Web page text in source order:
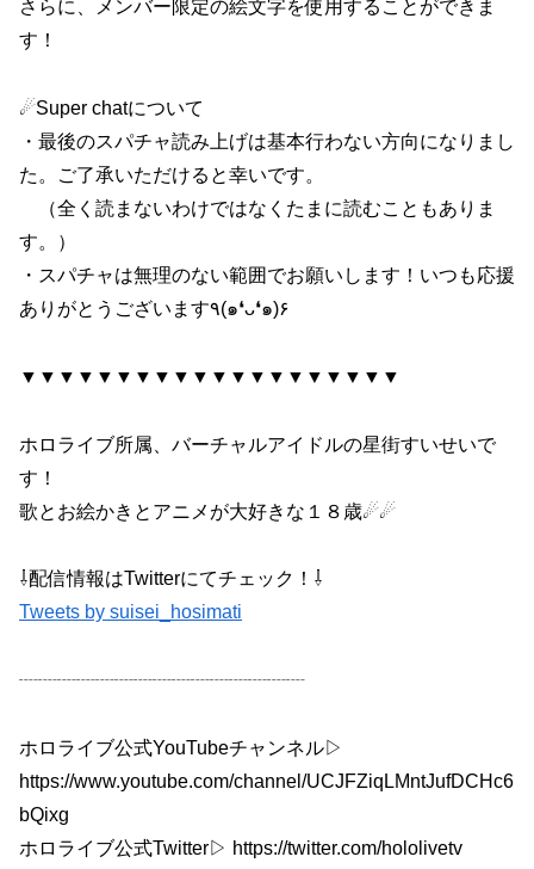
さらに、メンバー限定の絵文字を使用することができま
す！
☄Super chatについて
・最後のスパチャ読み上げは基本行わない方向になりまし
た。ご了承いただけると幸いです。
（全く読まないわけではなくたまに読むこともありま
す。）
・スパチャは無理のない範囲でお願いします！いつも応援
ありがとうございます٩(๑❛ᴗ❛๑)۶
▼▼▼▼▼▼▼▼▼▼▼▼▼▼▼▼▼▼▼▼
ホロライブ所属、バーチャルアイドルの星街すいせいで
す！
歌とお絵かきとアニメが大好きな１８歳☄☄
⇩配信情報はTwitterにてチェック！⇩
Tweets by suisei_hosimati
┈┈┈┈┈┈┈┈┈┈┈┈┈┈┈
ホロライブ公式YouTubeチャンネル▷
https://www.youtube.com/channel/UCJFZiqLMntJufDCHc6
bQixg
ホロライブ公式Twitter▷ https://twitter.com/hololivetv